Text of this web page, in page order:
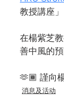
教授講座」
在楊紫芝
善中風的
🫶🏾 謹向
消息及活动